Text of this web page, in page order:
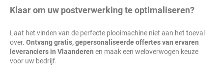
Klaar om uw postverwerking te optimaliseren?
Laat het vinden van de perfecte plooimachine niet aan het toeval
over. Ontvang gratis, gepersonaliseerde offertes van ervaren
leveranciers in Vlaanderen en maak een weloverwogen keuze
voor uw bedrijf.